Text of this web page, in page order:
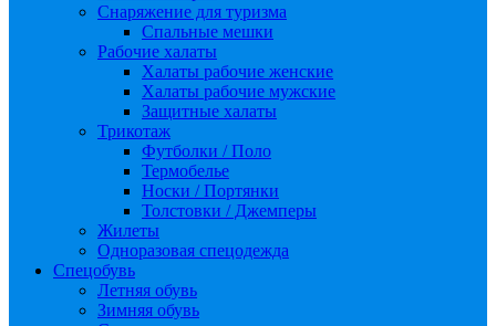
Снаряжение для туризма
Спальные мешки
Рабочие халаты
Халаты рабочие женские
Халаты рабочие мужские
Защитные халаты
Трикотаж
Футболки / Поло
Термобелье
Носки / Портянки
Толстовки / Джемперы
Жилеты
Одноразовая спецодежда
Спецобувь
Летняя обувь
Зимняя обувь